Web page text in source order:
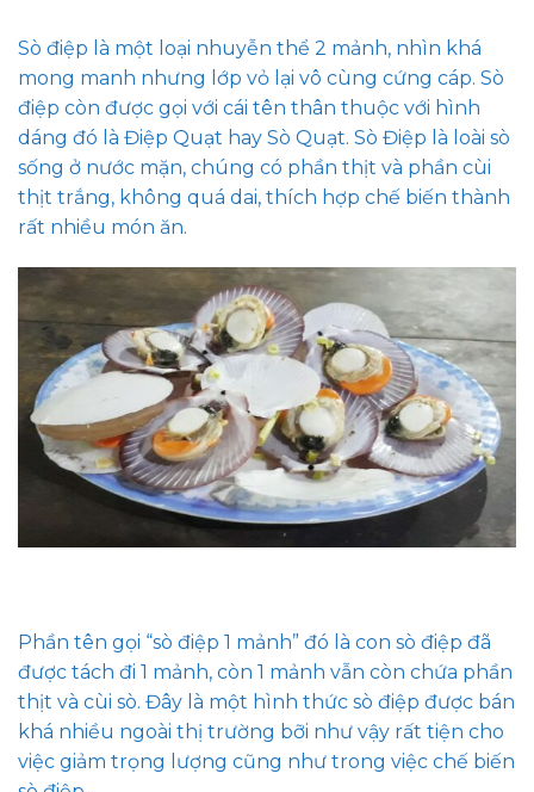
Sò điệp là một loại nhuyễn thể 2 mảnh, nhìn khá
mong manh nhưng lớp vỏ lại vô cùng cứng cáp. Sò
điệp còn được gọi với cái tên thân thuộc với hình
dáng đó là Điệp Quạt hay Sò Quạt. Sò Điệp là loài sò
sống ở nước mặn, chúng có phần thịt và phần cùi
thịt trắng, không quá dai, thích hợp chế biến thành
rất nhiều món ăn.
Phần tên gọi “sò điệp 1 mảnh” đó là con sò điệp đã
được tách đi 1 mảnh, còn 1 mảnh vẫn còn chứa phần
thịt và cùi sò. Đây là một hình thức sò điệp được bán
khá nhiều ngoài thị trường bỡi như vậy rất tiện cho
việc giảm trọng lượng cũng như trong việc chế biến